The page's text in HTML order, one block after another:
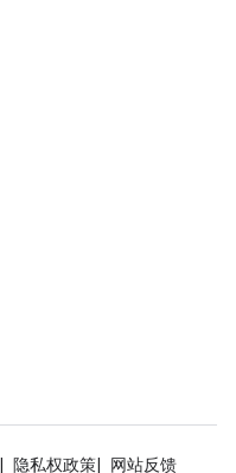
隐私权政策 网站反馈